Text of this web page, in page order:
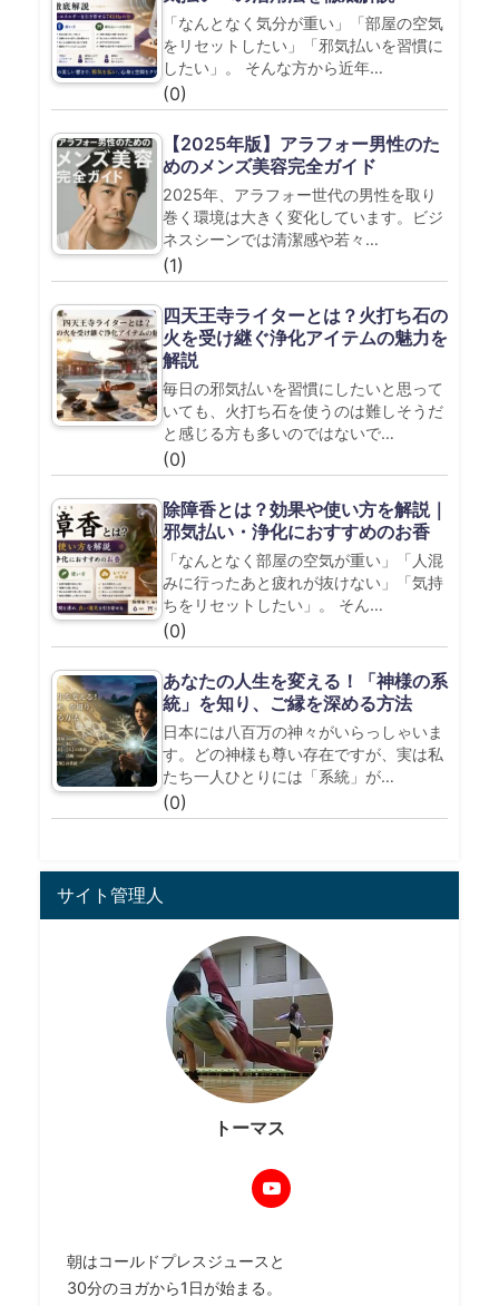
「なんとなく気分が重い」「部屋の空気
をリセットしたい」「邪気払いを習慣に
したい」。 そんな方から近年…
(0)
【2025年版】アラフォー男性のた
めのメンズ美容完全ガイド
2025年、アラフォー世代の男性を取り
巻く環境は大きく変化しています。ビジ
ネスシーンでは清潔感や若々…
(1)
四天王寺ライターとは？火打ち石の
火を受け継ぐ浄化アイテムの魅力を
解説
毎日の邪気払いを習慣にしたいと思って
いても、火打ち石を使うのは難しそうだ
と感じる方も多いのではないで…
(0)
除障香とは？効果や使い方を解説｜
邪気払い・浄化におすすめのお香
「なんとなく部屋の空気が重い」「人混
みに行ったあと疲れが抜けない」「気持
ちをリセットしたい」。 そん…
(0)
あなたの人生を変える！「神様の系
統」を知り、ご縁を深める方法
日本には八百万の神々がいらっしゃいま
す。どの神様も尊い存在ですが、実は私
たち一人ひとりには「系統」が…
(0)
サイト管理人
トーマス
朝はコールドプレスジュースと
30分のヨガから1日が始まる。